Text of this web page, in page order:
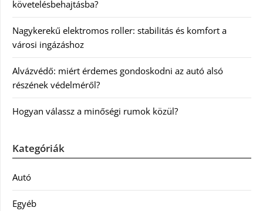
követelésbehajtásba?
Nagykerekű elektromos roller: stabilitás és komfort a
városi ingázáshoz
Alvázvédő: miért érdemes gondoskodni az autó alsó
részének védelméről?
Hogyan válassz a minőségi rumok közül?
Kategóriák
Autó
Egyéb